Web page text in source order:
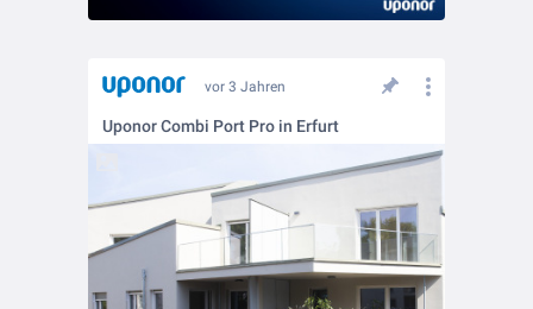
vor 3 Jahren
Uponor Combi Port Pro in Erfurt